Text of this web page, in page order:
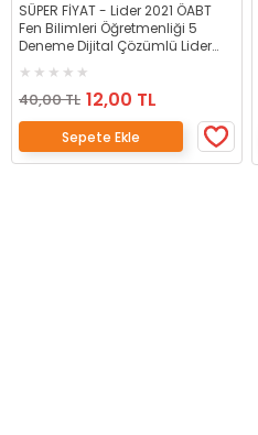
SÜPER FİYAT - Lider 2021 ÖABT
Fen Bilimleri Öğretmenliği 5
Deneme Dijital Çözümlü Lider
40,00 TL 12,00 TL
Sepete Ekle